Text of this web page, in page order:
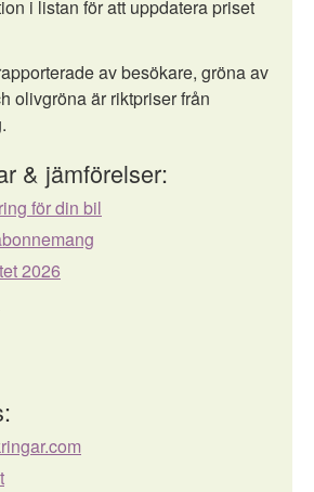
i listan för att uppdatera priset
av besökare, gröna av
olivgröna är riktpriser från
& jämförelser:
för din bil
2026